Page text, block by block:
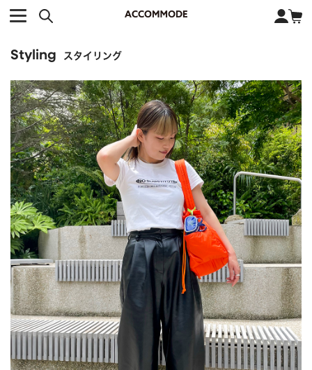
CATEGORY カテゴリー
BAG バッグ
ALLすべて
TOTEトートバッグ
SHOULDERショルダーバッグ
BASKETカゴバッグ
BACKPACKバックパック
ECO BAGエコバッグ
OTHER
FASHIONファッション
ALLすべて
APPARELアパレル
CAP/HAT 帽子
BRAND ブランド
COLLABORATIONコラボレーション
ください。
商品検索
KEYWORD
オススメキーワード
ポカホンタス ミーコ パーシー ジョンスミス
キティ サンリオ ダイカット ポーチ チャーム
DISNEY トート
CATEGORY
Styling スタイリング